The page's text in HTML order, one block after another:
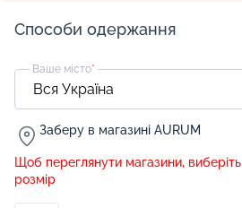
Способи одержання
Ваше місто*
Заберу в магазині AURUM
Щоб переглянути магазини, виберіть
розмір